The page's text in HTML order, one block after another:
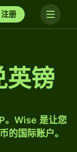
注册
英镑
。Wise 是让您
的国际账户。